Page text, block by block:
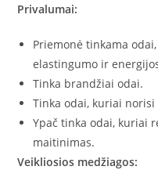
Privalumai:
Priemonė tinkama
elastingumo ir
Tinka brandžiai odai.
Tinka odai, kuriai
Ypač tinka odai, kuriai
maitinimas.
Veikliosios medžiagos: